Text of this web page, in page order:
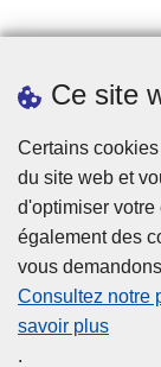
Ce site
Certains
du site web et
d'optimiser
également des
vous
Consultez notre
savoir plus
.